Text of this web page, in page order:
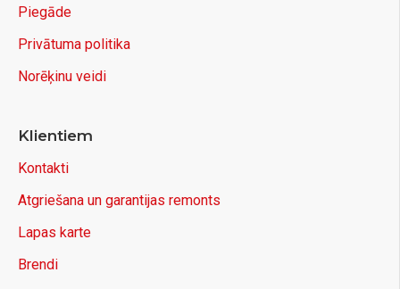
Piegāde
Privātuma politika
Norēķinu veidi
Klientiem
Kontakti
Atgriešana un garantijas remonts
Lapas karte
Brendi